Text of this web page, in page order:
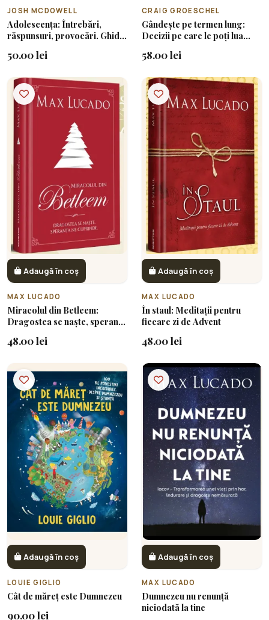
JOSH MCDOWELL
Adolescența: Întrebări,
răspunsuri, provocări. Ghid
tânara generație
50.00 lei
CRAIG GROESCHEL
Gândește pe termen lung:
Decizii pe care le poți lua
o dorești mâine
58.00 lei
Adaugă în coș
MAX LUCADO
Miracolul din Betleem:
Dragostea se naște, speranța
48.00 lei
Adaugă în coș
MAX LUCADO
În staul: Meditații pentru
fiecare zi de Advent
48.00 lei
Adaugă în coș
LOUIE GIGLIO
Cât de măreț este Dumnezeu
90.00 lei
Adaugă în coș
MAX LUCADO
Dumnezeu nu renunță
niciodată la tine